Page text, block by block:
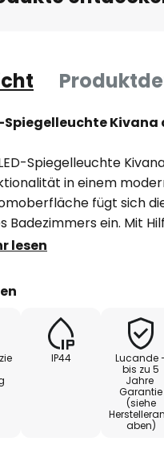
Spiegelleuchte
Spiegelleuchte
in einem
fügt sich
Badezimmers ein. Mit
die Lichtfarbe vor der
der Leuchte ist
lesen
IP44
Lucande
bis zu 5
Jahre
Garantie
(siehe
aben)